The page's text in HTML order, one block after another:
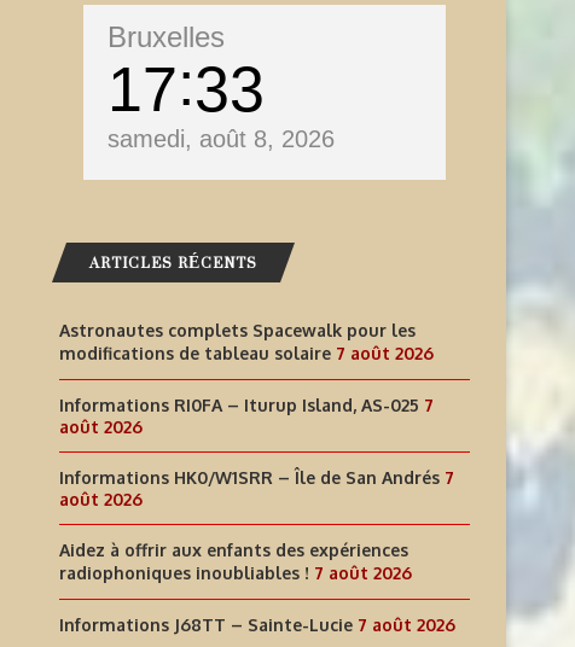
AIDEZ À OFFRIR AUX ENFANTS
DES EXPÉRIENCES
RADIOPHONIQUES...
7 août 2026
INFORMATIONS J68TT –
Bruxelles
17 33
samedi, août 8, 2026
ARTICLES RÉCENTS
Astronautes complets Spacewalk pour les
modifications de tableau solaire 7 août 2026
Informations RI0FA – Iturup Island, AS-025 7
août 2026
Informations HK0/W1SRR – Île de San Andrés 7
août 2026
Aidez à offrir aux enfants des expériences
radiophoniques inoubliables ! 7 août 2026
Informations J68TT – Sainte-Lucie 7 août 2026